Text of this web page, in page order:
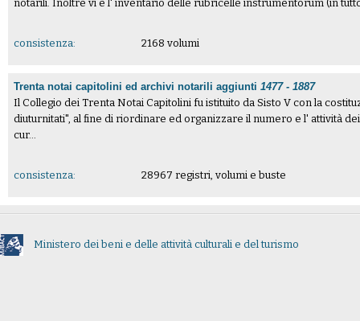
notarili. Inoltre vi è l' inventario delle rubricelle instrumentorum (in
consistenza: 2168 volumi
Trenta notai capitolini ed archivi notarili aggiunti1477 - 1887
Il Collegio dei Trenta Notai Capitolini fu istituito da Sisto V con la
diuturnitati", al fine di riordinare ed organizzare il numero e l' attività
cur...
consistenza: 28967 registri, volumi e buste
Ministero dei beni e delle attività culturali e del turismo